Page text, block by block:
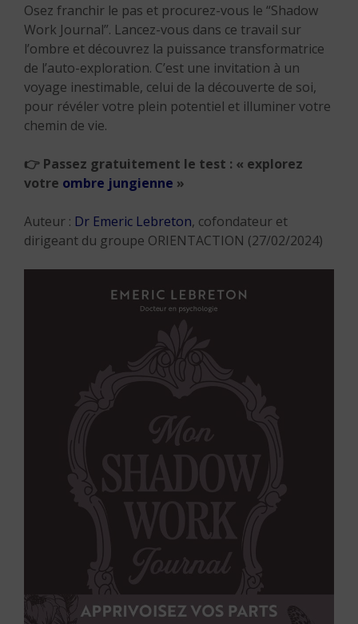
Osez franchir le pas et procurez-vous le “Shadow
Work Journal”. Lancez-vous dans ce travail sur
l’ombre et découvrez la puissance transformatrice
de l’auto-exploration. C’est une invitation à un
voyage inestimable, celui de la découverte de soi,
pour révéler votre plein potentiel et illuminer votre
chemin de vie.
👉 Passez gratuitement le test : « explorez
votre ombre jungienne »
Auteur : Dr Emeric Lebreton, cofondateur et
dirigeant du groupe ORIENTACTION (27/02/2024)